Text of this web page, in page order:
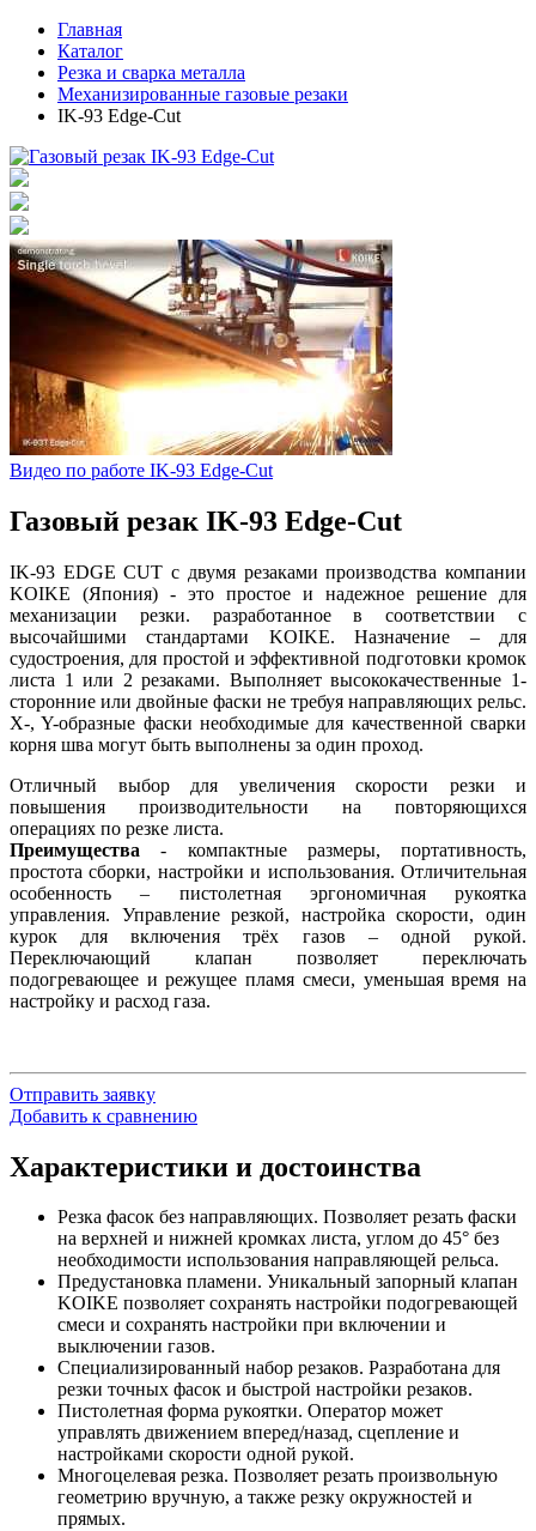
Главная
Каталог
Резка и сварка металла
Механизированные газовые резаки
IK-93 Edge-Cut
Видео по работе IK-93 Edge-Cut
Газовый резак IK-93 Edge-Cut
IK-93 EDGE CUT с двумя резаками производства компании
KOIKE (Япония) - это простое и надежное решение для
механизации резки. разработанное в соответствии с
высочайшими стандартами KOIKE.Назначение – для
судостроения, для простой и эффективной подготовки кромок
листа 1 или 2 резаками. Выполняет высококачественные 1-
сторонние или двойные фаски не требуя направляющих рельс.
X-, Y-образные фаски необходимые для качественной сварки
корня шва могут быть выполнены за один проход.
Отличный выбор для увеличения скорости резки и
повышения производительности на повторяющихся
операциях по резке листа.
Преимущества - компактные размеры, портативность,
простота сборки, настройки и использования. Отличительная
особенность – пистолетная эргономичная рукоятка
управления. Управление резкой, настройка скорости, один
курок для включения трёх газов – одной рукой.
Переключающий клапан позволяет переключать
подогревающее и режущее пламя смеси, уменьшая время на
настройку и расход газа.
Отправить заявку
Добавить к сравнению
Характеристики и достоинства
Резка фасок без направляющих. Позволяет резать фаски
на верхней и нижней кромках листа, углом до 45° без
необходимости использования направляющей рельса.
Предустановка пламени. Уникальный запорный клапан
KOIKE позволяет сохранять настройки подогревающей
смеси и сохранять настройки при включении и
выключении газов.
Специализированный набор резаков. Разработана для
резки точных фасок и быстрой настройки резаков.
Пистолетная форма рукоятки. Оператор может
управлять движением вперед/назад, сцепление и
настройками скорости одной рукой.
Многоцелевая резка. Позволяет резать произвольную
геометрию вручную, а также резку окружностей и
прямых.